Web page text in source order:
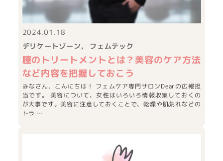
2024.01.18
デリケートゾーン
フェムテック
膣のトリートメントとは？美容のケア方法
など内容を把握しておこう
みなさん、こんにちは！ フェムケア専門サロンDearの広報担
当です。 美容について、女性はいろいろ情報収集しておくの
が大事です。美容に注意しておくことで、乾燥や肌荒れなどの
トラ …